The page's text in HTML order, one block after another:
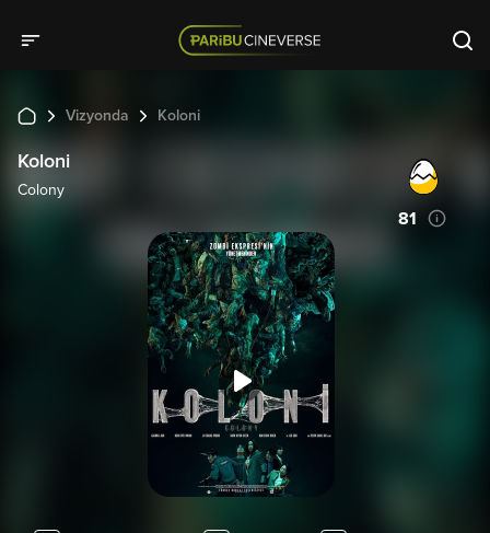
Vizyonda Koloni
Koloni
Colony
81